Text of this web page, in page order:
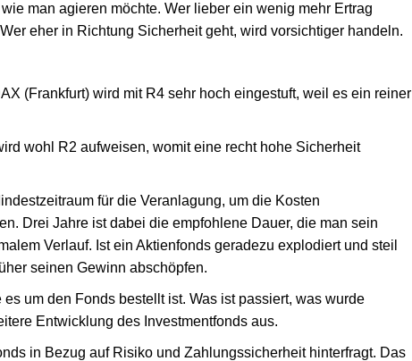
man agieren möchte. Wer lieber ein wenig mehr Ertrag
eher in Richtung Sicherheit geht, wird vorsichtiger handeln.
(Frankfurt) wird mit R4 sehr hoch eingestuft, weil es ein reiner
wohl R2 aufweisen, womit eine recht hohe Sicherheit
für die Veranlagung, um die Kosten
Drei Jahre ist dabei die empfohlene Dauer, die man sein
Verlauf. Ist ein Aktienfonds geradezu explodiert und steil
seinen Gewinn abschöpfen.
um den Fonds bestellt ist. Was ist passiert, was wurde
Entwicklung des Investmentfonds aus.
in Bezug auf Risiko und Zahlungssicherheit hinterfragt. Das